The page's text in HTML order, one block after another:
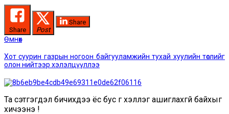
Share Post
Share
Post
navigation
ӨмнөхӨмнөх
Хот суурин газрын ногоон байгууламжийн тухай хуулийн төслийг
олон нийтээр хэлэлцүүллээ
Та сэтгэгдэл бичихдээ ёс бус үг хэллэг ашиглахгүй байхыг
хичээнэ үү!